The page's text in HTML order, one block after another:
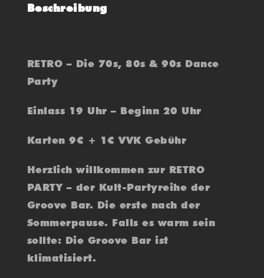
90s
Beschreibung
RETRO – Die 70s, 80s & 90s Dance
Party
Einlass 19 Uhr – Beginn 20 Uhr
Karten 9€ + 1€ VVK Gebühr
Herzlich willkommen zur RETRO
PARTY – der Kult-Partyreihe der
Groove Bar. Die erste nach der
Sommerpause. Falls es warm sein
sollte: Die Groove Bar ist
klimatisiert.